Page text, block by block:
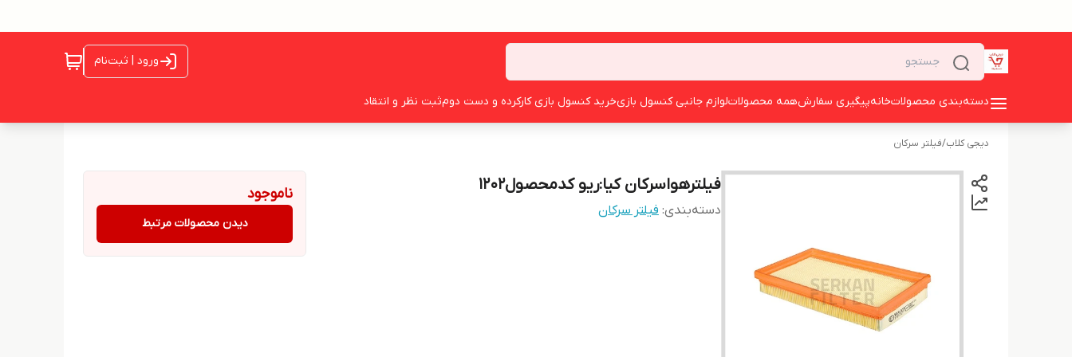
ورود | ثبت‌نام
دسته‌بندی محصولاتخانهپیگیری سفارشهمه محصولاتلوازم جانبی کنسول بازیخرید کنسول بازی کارکرده و دست دومثبت نظر و انتقاد
دیجی کلاب/فیلتر سرکان
فیلترهواسرکان کیا:ریو کدمحصول۱۲۰۲
دسته‌بندی: فیلتر سرکان
ناموجود
دیدن محصولات مرتبط